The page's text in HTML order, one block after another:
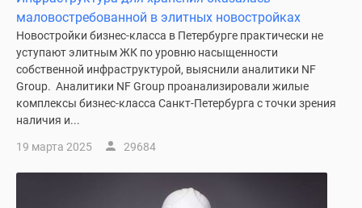
маловостребованной в элитных новостройках
Новостройки бизнес-класса в Петербурге практически не
уступают элитным ЖК по уровню насыщенности
собственной инфраструктурой, выяснили аналитики NF
Group. Аналитики NF Group проанализировали жилые
комплексы бизнес-класса Санкт-Петербурга с точки зрения
наличия и...
19 марта 2025 29684